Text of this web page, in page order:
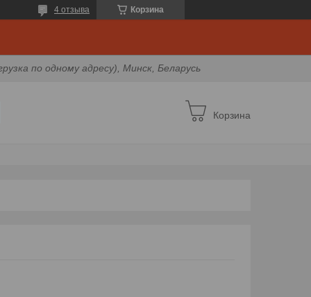
Корзина
4 отзыва
по одному адресу), Минск, Беларусь
Корзина